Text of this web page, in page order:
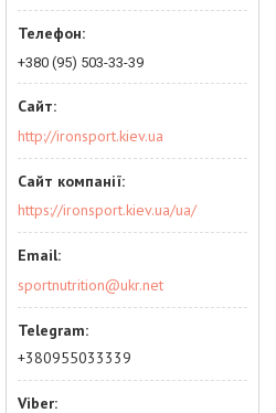
+380 (95) 503-33-39
http://ironsport.kiev.ua
https://ironsport.kiev.ua/ua/
sportnutrition@ukr.net
+380955033339